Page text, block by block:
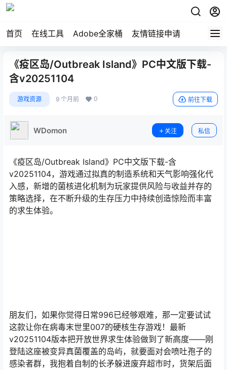
首页 在线工具 Adobe全家桶 友情链接申请
《疫区岛/Outbreak Island》PC中文版下载-
含v20251104
游戏资源 9 个月前 0 前往下载
WDomon 关注 私信
《疫区岛/Outbreak Island》PC中文版下载-含
v20251104，游戏通过拟真的制造系统和天气影响强化代
入感，新增的菌核进化机制为玩家提供风险与收益并存的
策略选择，在不断升级的生存压力中持续创造惊险而丰富
的求生体验。
朋友们，如果你觉得日常996已经够艰难，那一定要试试
这款让你在病毒末世里007的硬核生存游戏！最新
v20251104版本把开放世界求生体验做到了新高度——刚
登陆这座被变异真菌覆盖的岛屿，就要面对会喷吐孢子的
感染者群，我抱着自制的长矛躲进废弃超市时，货架后面